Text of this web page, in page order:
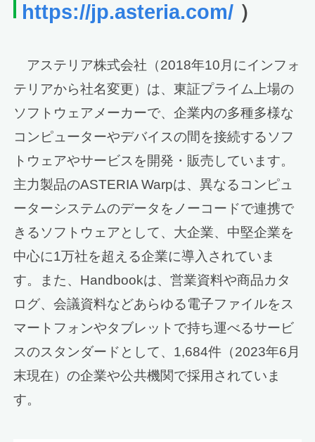
https://jp.asteria.com/ ）
アステリア株式会社（2018年10月にインフォ
テリアから社名変更）は、東証プライム上場の
ソフトウェアメーカーで、企業内の多種多様な
コンピューターやデバイスの間を接続するソフ
トウェアやサービスを開発・販売しています。
主力製品のASTERIA Warpは、異なるコンピュ
ーターシステムのデータをノーコードで連携で
きるソフトウェアとして、大企業、中堅企業を
中心に1万社を超える企業に導入されていま
す。また、Handbookは、営業資料や商品カタ
ログ、会議資料などあらゆる電子ファイルをス
マートフォンやタブレットで持ち運べるサービ
スのスタンダードとして、1,684件（2023年6月
末現在）の企業や公共機関で採用されていま
す。